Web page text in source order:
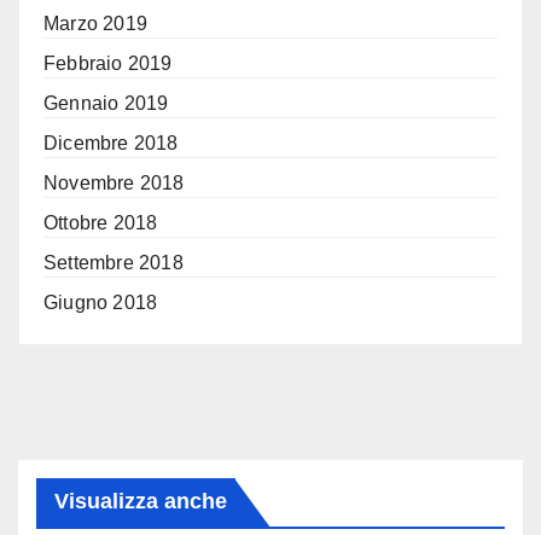
Marzo 2019
Febbraio 2019
Gennaio 2019
Dicembre 2018
Novembre 2018
Ottobre 2018
Settembre 2018
Giugno 2018
Visualizza anche